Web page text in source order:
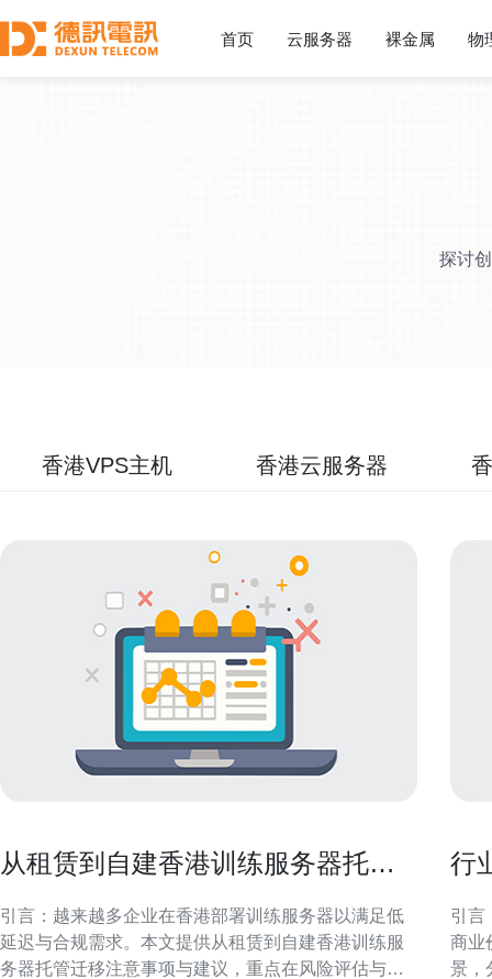
首页 云服务器 裸金属 物
探讨
香港VPS主机 香港云服务器
从租赁到自建香港训练服务器托管
引言：越来越多企业在香港部署训练服务器以满足低
延迟与合规需求。本文提供从租赁到自建香港训练服
务器托管迁移注意事项与建议，重点在风险评估与可
行
引言
商业
景，